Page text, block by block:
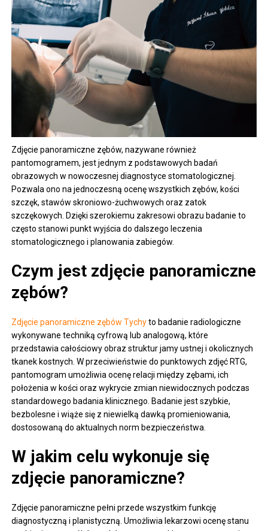
Zdjęcie panoramiczne zębów, nazywane również
pantomogramem, jest jednym z podstawowych badań
obrazowych w nowoczesnej diagnostyce stomatologicznej.
Pozwala ono na jednoczesną ocenę wszystkich zębów, kości
szczęk, stawów skroniowo-żuchwowych oraz zatok
szczękowych. Dzięki szerokiemu zakresowi obrazu badanie to
często stanowi punkt wyjścia do dalszego leczenia
stomatologicznego i planowania zabiegów.
Czym jest zdjęcie panoramiczne
zębów?
Zdjęcie panoramiczne zębów Tychyto badanie radiologiczne
wykonywane techniką cyfrową lub analogową, które
przedstawia całościowy obraz struktur jamy ustnej i okolicznych
tkanek kostnych. W przeciwieństwie do punktowych zdjęć RTG,
pantomogram umożliwia ocenę relacji między zębami, ich
położenia w kości oraz wykrycie zmian niewidocznych podczas
standardowego badania klinicznego. Badanie jest szybkie,
bezbolesne i wiąże się z niewielką dawką promieniowania,
dostosowaną do aktualnych norm bezpieczeństwa.
W jakim celu wykonuje się
zdjęcie panoramiczne?
Zdjęcie panoramiczne pełni przede wszystkim funkcję
diagnostyczną i planistyczną. Umożliwia lekarzowi ocenę stanu